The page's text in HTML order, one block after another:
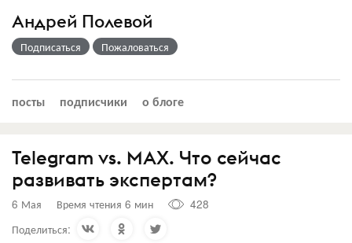
Андрей Полевой
Подписаться Пожаловаться
посты подписчики о блоге
Telegram vs. MAX. Что сейчас
развивать экспертам?
6 Мая Время чтения 6 мин
428
Поделиться: